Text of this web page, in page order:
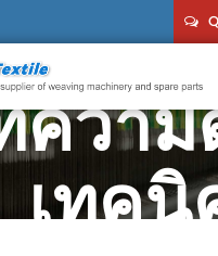
ควา
เทคนิ